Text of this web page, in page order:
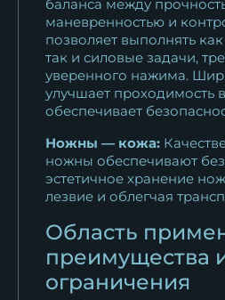
баланса между
маневренностью и
позволяет выполнять
так и силовые задачи,
уверенного нажима.
улучшает проходимость
обеспечивает
Ножны — кожа:
ножны обеспечивают
эстетичное хранение
лезвие и облегчая
Область
преимущества
ограничения